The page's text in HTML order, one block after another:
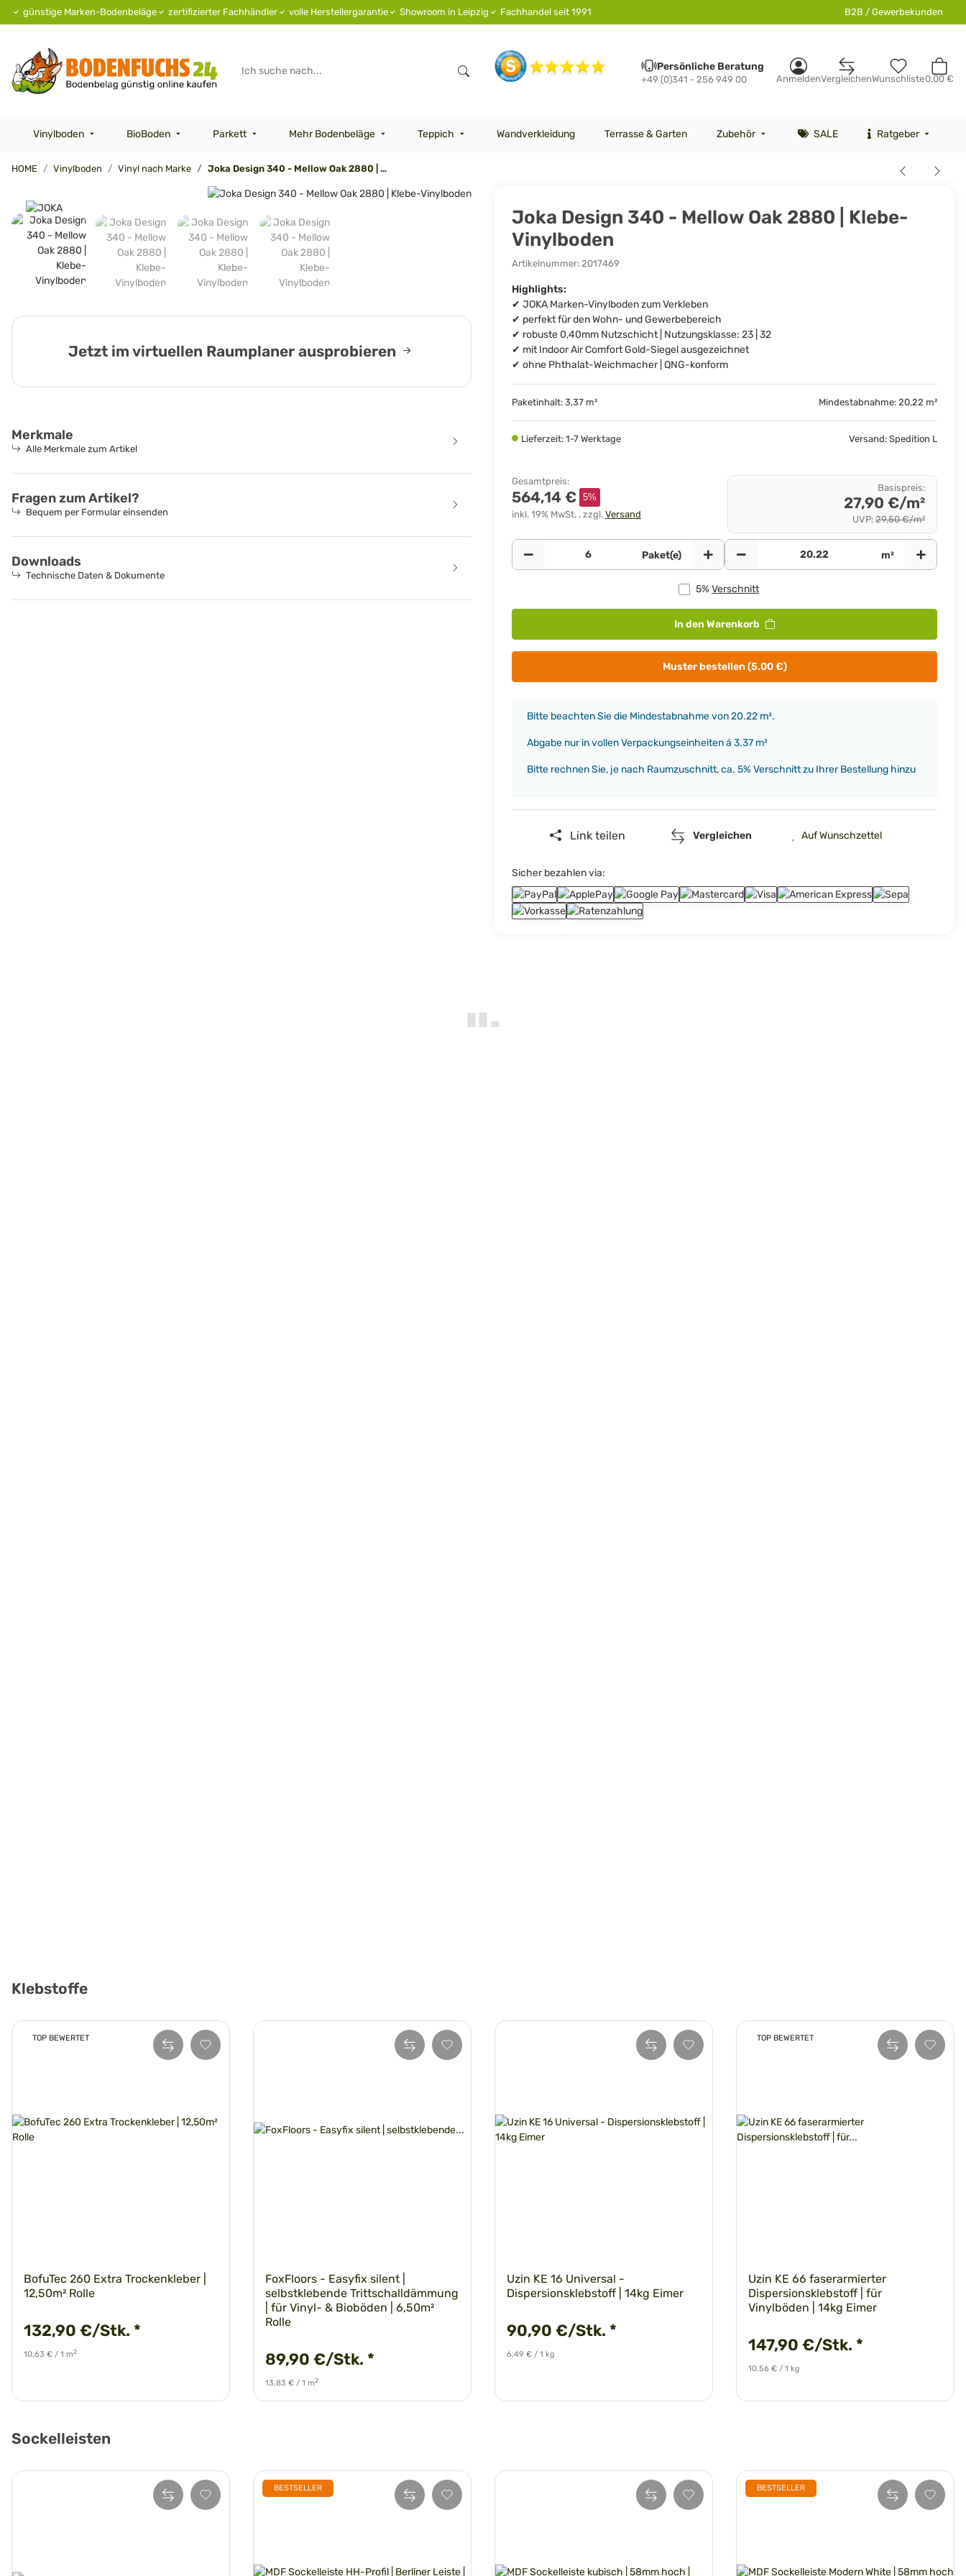
günstige Marken-Bodenbeläge zertifizierter Fachhändler volle Herstellergarantie Showroom in Leipzig Fachhandel seit 1991 B2B / Gewerbekunden
Persönliche Beratung
+49 (0)341 - 256 949 00 AnmeldenVergleichenWunschliste0,00 €
Vinylboden BioBoden Parkett Mehr Bodenbeläge Teppich Wandverkleidung Terrasse & Garten Zubehör SALE Ratgeber
HOME Vinylboden Vinyl nach Marke Joka Design 340 - Mellow Oak 2880 | Klebe-Vinylboden
Joka Design 340 - Mellow Oak 2880 | Klebe-
Vinylboden
Artikelnummer: 2017469
Highlights:
✔ JOKA Marken-Vinylboden zum Verkleben
✔ perfekt für den Wohn- und Gewerbebereich
✔ robuste 0,40mm Nutzschicht | Nutzungsklasse: 23 | 32
✔ mit Indoor Air Comfort Gold-Siegel ausgezeichnet
✔ ohne Phthalat-Weichmacher | QNG-konform
Paketinhalt: 3,37 m² Mindestabnahme: 20,22 m²
Lieferzeit: 1-7 Werktage Versand: Spedition L
Gesamtpreis:
564,14 € 5%
inkl. 19% MwSt. , zzgl. Versand
Basispreis:
27,90 €/m²
UVP: 29,50 €/m²
Paket(e) m²
5% Verschnitt
In den Warenkorb
Muster bestellen (5.00 €)
x
Bitte beachten Sie die Mindestabnahme von 20.22 m².
Abgabe nur in vollen Verpackungseinheiten á 3.37 m²
Bitte rechnen Sie, je nach Raumzuschnitt, ca. 5% Verschnitt zu Ihrer Bestellung hinzu
Link teilen Vergleichen Auf Wunschzettel
Sicher bezahlen via:
Jetzt im virtuellen Raumplaner ausprobieren
Merkmale
Alle Merkmale zum Artikel
Fragen zum Artikel?
Bequem per Formular einsenden
Downloads
Technische Daten & Dokumente
Klebstoffe
TOP BEWERTET
BofuTec 260 Extra Trockenkleber |
12,50m² Rolle
132,90 €/Stk. *
10,63 € / 1 m2
FoxFloors - Easyfix silent |
selbstklebende Trittschalldämmung
| für Vinyl- & Bioböden | 6,50m²
Rolle
89,90 €/Stk. *
13,83 € / 1 m2
Uzin KE 16 Universal -
Dispersionsklebstoff | 14kg Eimer
90,90 €/Stk. *
6,49 € / 1 kg
TOP BEWERTET
Uzin KE 66 faserarmierter
Dispersionsklebstoff | für
Vinylböden | 14kg Eimer
147,90 €/Stk. *
10,56 € / 1 kg
Sockelleisten
BESTSELLER BESTSELLER